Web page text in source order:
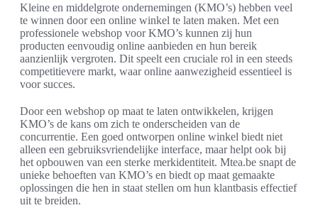
Kleine en middelgrote ondernemingen (KMO’s) hebben veel
te winnen door een online winkel te laten maken. Met een
professionele webshop voor KMO’s kunnen zij hun
producten eenvoudig online aanbieden en hun bereik
aanzienlijk vergroten. Dit speelt een cruciale rol in een steeds
competitievere markt, waar online aanwezigheid essentieel is
voor succes.
Door een webshop op maat te laten ontwikkelen, krijgen
KMO’s de kans om zich te onderscheiden van de
concurrentie. Een goed ontworpen online winkel biedt niet
alleen een gebruiksvriendelijke interface, maar helpt ook bij
het opbouwen van een sterke merkidentiteit. Mtea.be snapt de
unieke behoeften van KMO’s en biedt op maat gemaakte
oplossingen die hen in staat stellen om hun klantbasis effectief
uit te breiden.